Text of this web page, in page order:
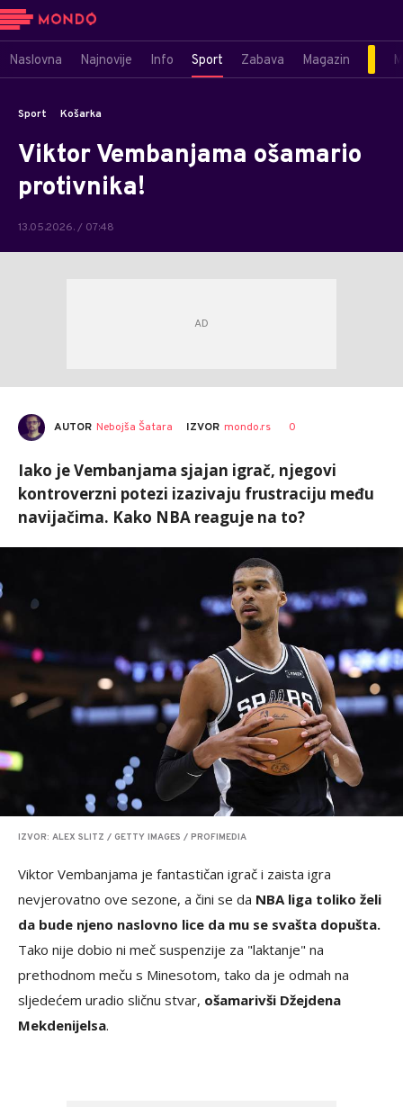
Naslovna Najnovije Info Sport Zabava Magazin
Sport Košarka
Viktor Vembanjama ošamario
protivnika!
13.05.2026. / 07:48
AUTOR Nebojša Šatara IZVOR mondo.rs 0
Iako je Vembanjama sjajan igrač, njegovi
kontroverzni potezi izazivaju frustraciju među
navijačima. Kako NBA reaguje na to?
IZVOR: ALEX SLITZ / GETTY IMAGES / PROFIMEDIA
Viktor Vembanjama je fantastičan igrač i zaista igra
nevjerovatno ove sezone, a čini se da NBA liga toliko želi
da bude njeno naslovno lice da mu se svašta dopušta.
Tako nije dobio ni meč suspenzije za "laktanje" na
prethodnom meču s Minesotom, tako da je odmah na
sljedećem uradio sličnu stvar, ošamarivši Džejdena
Mekdenijelsa.